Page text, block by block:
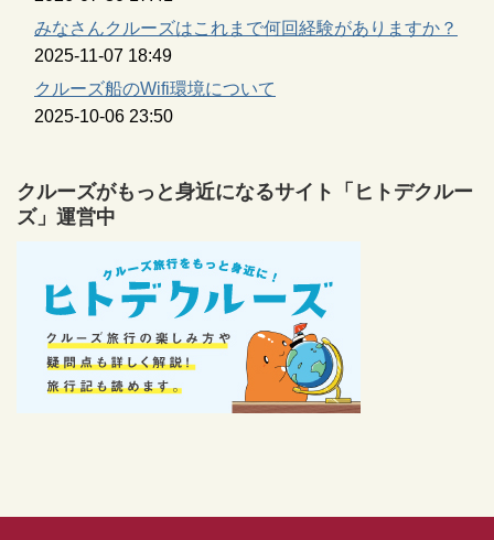
みなさんクルーズはこれまで何回経験がありますか？
2025-11-07 18:49
クルーズ船のWifi環境について
2025-10-06 23:50
クルーズがもっと身近になるサイト「ヒトデクルー
ズ」運営中